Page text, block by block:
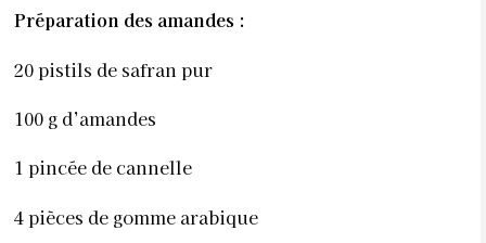
Préparation des amandes :
20 pistils de safran pur
100 g d’amandes
1 pincée de cannelle
4 pièces de gomme arabique